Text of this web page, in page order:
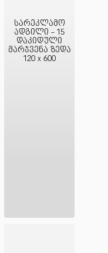
სარეკლამო
ადგილი - 15
დაკიდული
მარჯვენა ზედა
120 x 600